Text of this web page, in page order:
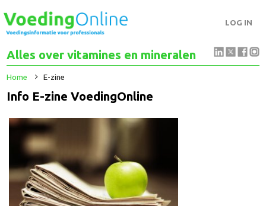
LOG IN
Alles over vitamines en mineralen
Home E-zine
Info E-zine VoedingOnline